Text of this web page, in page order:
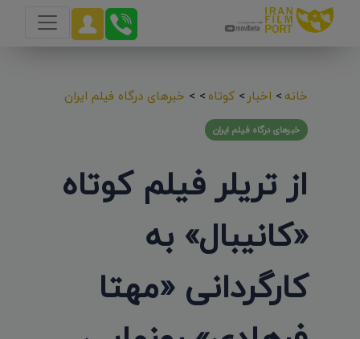
خانه> اخبار> کوتاه>
> خبرهای درگاه فیلم ایران
خبرهای درگاه فیلم ایران
از تریلر فیلم کوتاه
«کانیبال» به
کارگردانی «مهتا